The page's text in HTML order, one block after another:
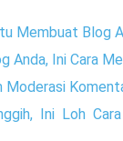
Membuat Blog
Anda, Ini Cara
Ini Loh